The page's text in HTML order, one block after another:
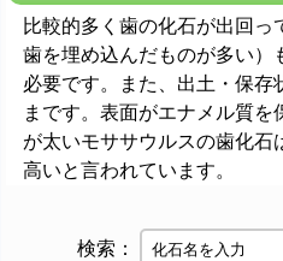
比較的多く歯の化石が出回っ
歯を埋め込んだものが多い）
必要です。また、出土・保存
まです。表面がエナメル質を
が太いモササウルスの歯化石
高いと言われています。
検索：